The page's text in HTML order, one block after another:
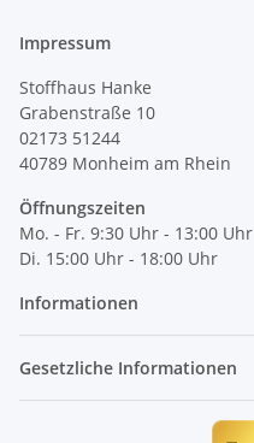
Impressum
Stoffhaus Hanke
Grabenstraße 10
02173 51244
40789 Monheim am Rhein
Öffnungszeiten
Mo. - Fr. 9:30 Uhr - 13:00 Uhr
Di. 15:00 Uhr - 18:00 Uhr
Informationen
Gesetzliche Informationen